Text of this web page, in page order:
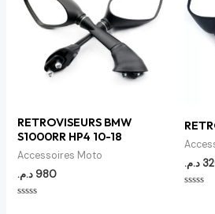
RETROVISEURS BMW
S1000RR HP4 10-18
Accessoires Moto
980 د.م.
د.م.